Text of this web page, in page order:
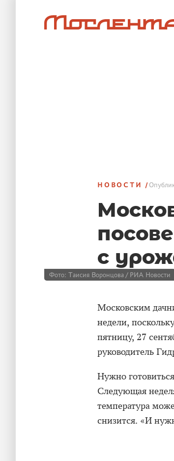
НОВОСТИ
с
Фото: Таисия Воронцова / РИА Новости
Московским
недели,
пятницу, 27
руководитель
Нужно
Следующая
температура
снизится. «И